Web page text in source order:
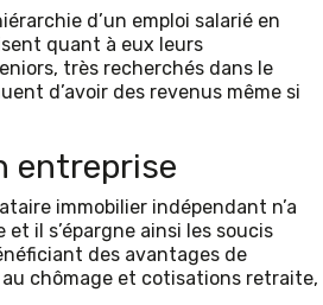
d’un emploi salarié en
quant à eux leurs
très recherchés dans le
d’avoir des revenus même si
entreprise
immobilier indépendant n’a
il s’épargne ainsi les soucis
des avantages de
chômage et cotisations retraite,